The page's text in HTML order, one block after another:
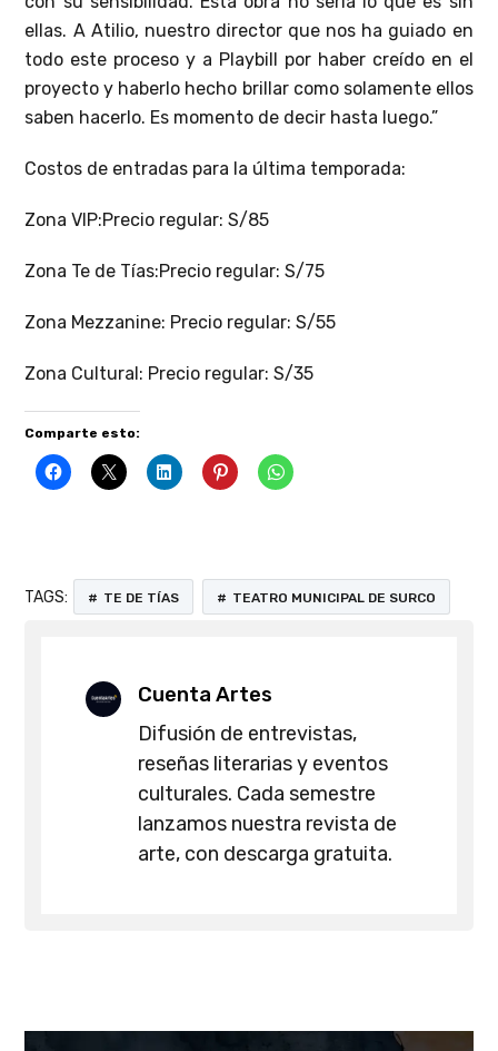
ellas. A Atilio, nuestro director que nos ha guiado en
todo este proceso y a Playbill por haber creído en el
proyecto y haberlo hecho brillar como solamente ellos
saben hacerlo. Es momento de decir hasta luego.”
Costos de entradas para la última temporada:
Zona VIP:Precio regular: S/85
Zona Te de Tías:Precio regular: S/75
Zona Mezzanine: Precio regular: S/55
Zona Cultural: Precio regular: S/35
Comparte esto:
TAGS: TE DE TÍAS TEATRO MUNICIPAL DE SURCO
Cuenta Artes
Difusión de entrevistas,
reseñas literarias y eventos
culturales. Cada semestre
lanzamos nuestra revista de
arte, con descarga gratuita.